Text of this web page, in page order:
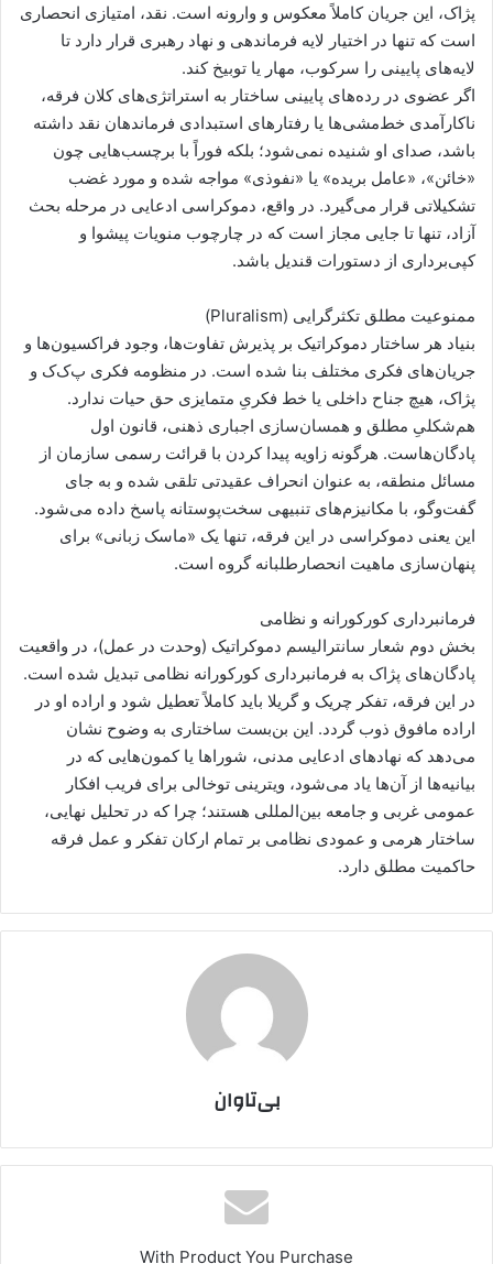
پژاک، این جریان کاملاً معکوس و وارونه است. نقد، امتیازی انحصاری
است که تنها در اختیار لایه فرماندهی و نهاد رهبری قرار دارد تا
لایه‌های پایینی را سرکوب، مهار یا توبیخ کند.
اگر عضوی در رده‌های پایینی ساختار به استراتژی‌های کلان فرقه،
ناکارآمدی خط‌مشی‌ها یا رفتارهای استبدادی فرماندهان نقد داشته
باشد، صدای او شنیده نمی‌شود؛ بلکه فوراً با برچسب‌هایی چون
«خائن»، «عامل بریده» یا «نفوذی» مواجه شده و مورد غضب
تشکیلاتی قرار می‌گیرد. در واقع، دموکراسی ادعایی در مرحله بحث
آزاد، تنها تا جایی مجاز است که در چارچوب منویات پیشوا و
کپی‌برداری از دستورات قندیل باشد.
ممنوعیت مطلق تکثرگرایی (Pluralism)
بنیاد هر ساختار دموکراتیک بر پذیرش تفاوت‌ها، وجود فراکسیون‌ها و
جریان‌های فکری مختلف بنا شده است. در منظومه فکری پ‌ک‌ک و
پژاک، هیچ جناح داخلی یا خط فکریِ متمایزی حق حیات ندارد.
هم‌شکلیِ مطلق و همسان‌سازی اجباری ذهنی، قانون اول
پادگان‌هاست. هرگونه زاویه پیدا کردن با قرائت رسمی سازمان از
مسائل منطقه، به عنوان انحراف عقیدتی تلقی شده و به جای
گفت‌وگو، با مکانیزم‌های تنبیهی سخت‌پوستانه پاسخ داده می‌شود.
این یعنی دموکراسی در این فرقه، تنها یک «ماسک زبانی» برای
پنهان‌سازی ماهیت انحصارطلبانه گروه است.
فرمانبرداری کورکورانه و نظامی
بخش دوم شعار سانترالیسم دموکراتیک (وحدت در عمل)، در واقعیت
پادگان‌های پژاک به فرمانبرداری کورکورانه نظامی تبدیل شده است.
در این فرقه، تفکر چریک و گریلا باید کاملاً تعطیل شود و اراده او در
اراده مافوق ذوب گردد. این بن‌بست ساختاری به وضوح نشان
می‌دهد که نهادهای ادعایی مدنی، شوراها یا کمون‌هایی که در
بیانیه‌ها از آن‌ها یاد می‌شود، ویترینی توخالی برای فریب افکار
عمومی غربی و جامعه بین‌المللی هستند؛ چرا که در تحلیل نهایی،
ساختار هرمی و عمودی نظامی بر تمام ارکان تفکر و عمل فرقه
حاکمیت مطلق دارد.
بی‌تاوان
With Product You Purchase